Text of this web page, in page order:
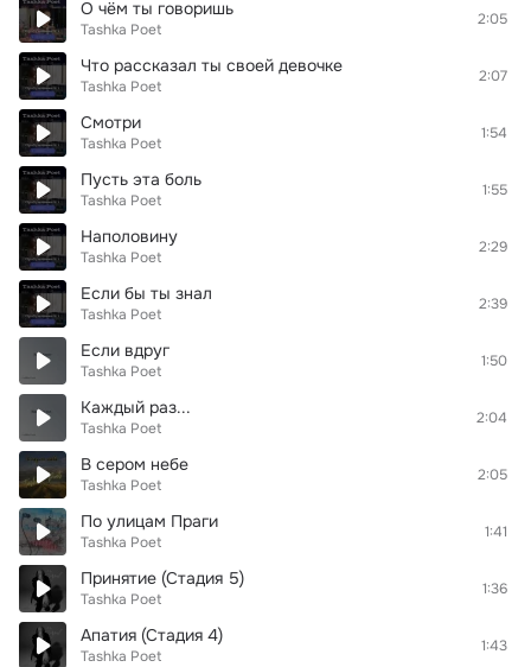
О чём ты говоришь
Tashka Poet
2:05
Что рассказал ты своей девочке
Tashka Poet
2:07
Смотри
Tashka Poet
1:54
Пусть эта боль
Tashka Poet
1:55
Наполовину
Tashka Poet
2:29
Если бы ты знал
Tashka Poet
2:39
Если вдруг
Tashka Poet
1:50
Каждый раз...
Tashka Poet
2:04
В сером небе
Tashka Poet
2:05
По улицам Праги
Tashka Poet
1:41
Принятие (Стадия 5)
Tashka Poet
1:36
Апатия (Стадия 4)
Tashka Poet
1:43